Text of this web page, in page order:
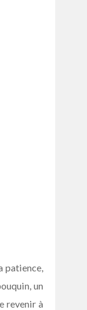
patience,
un
revenir à